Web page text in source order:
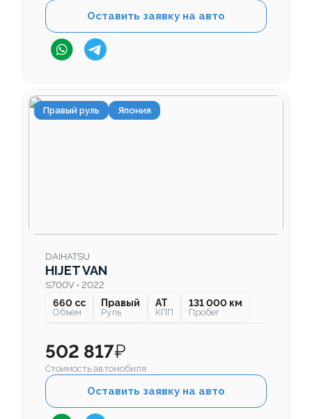
Оставить заявку на авто
Правый руль Япония
DAIHATSU
HIJET VAN
S700V • 2022
660 cc
Объем
Правый
Руль
AT
КПП
131 000 км
Пробег
502 817₽
Стоимость автомобиля
Оставить заявку на авто